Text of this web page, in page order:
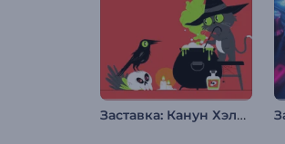
Заставка: Канун Хэллоуина